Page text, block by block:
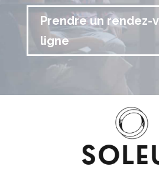
Prendre un rendez-
ligne